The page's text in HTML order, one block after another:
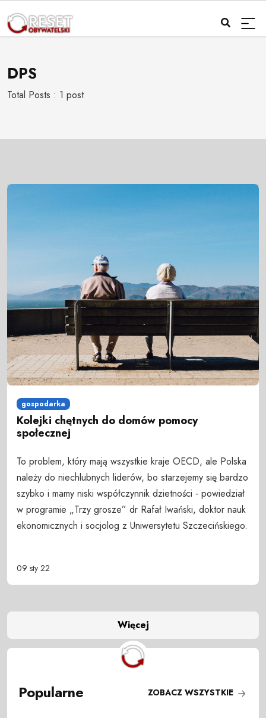
DPS
Total Posts : 1 post
gospodarka
Kolejki chętnych do domów pomocy
społecznej
To problem, który mają wszystkie kraje OECD, ale Polska
należy do niechlubnych liderów, bo starzejemy się bardzo
szybko i mamy niski współczynnik dzietności - powiedział
w programie „Trzy grosze” dr Rafał Iwański, doktor nauk
ekonomicznych i socjolog z Uniwersytetu Szczecińskiego.
09 sty 22
Więcej
Popularne ZOBACZ WSZYSTKIE